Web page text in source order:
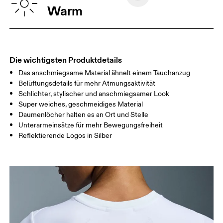
G
TAILLE 67 68 — 73 74
Horizontal verschieben, um mehr zu sehen
So misst du richtig
Warm
Die wichtigsten Produktdetails
Das anschmiegsame Material ähnelt einem Tauchanzug
Belüftungsdetails für mehr Atmungsaktivität
Schlichter, stylischer und anschmiegsamer Look
Super weiches, geschmeidiges Material
Daumenlöcher halten es an Ort und Stelle
Unterarmeinsätze für mehr Bewegungsfreiheit
Reflektierende Logos in Silber